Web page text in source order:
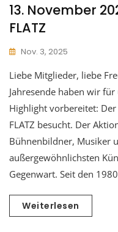
13. November
FLATZ
Nov. 3, 2025
Liebe Mitglieder, liebe
Jahresende haben wir
Highlight vorbereitet:
FLATZ besucht. Der
Bühnenbildner, Musiker
außergewöhnlichsten
Gegenwart. Seit den
Weiterlesen